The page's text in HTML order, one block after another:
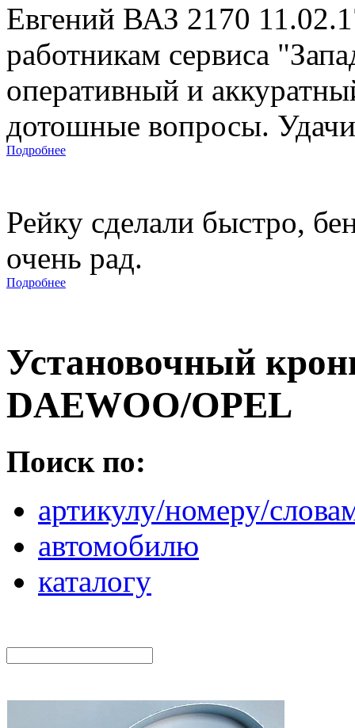
Евгений ВАЗ 2170
работникам сервиса
оперативный и
дотошные вопросы. Удачи
Подробнее
Рейку сделали быстро,
очень рад.
Подробнее
Установочный
DAEWOO/OPEL
Поиск по:
артикулу/номеру/
автомобилю
каталогу